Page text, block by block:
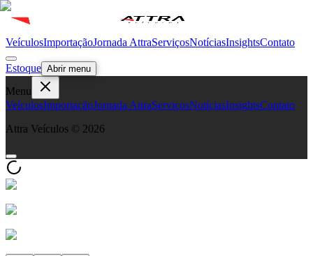
VeículosImportaçãoJornada AttraServiçosNotíciasInsightsContato
Estoque Abrir menu
Menu
VeículosImportaçãoJornada AttraServiçosNotíciasInsightsContato
Attra Veículos © 2026